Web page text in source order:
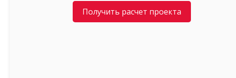
Получить расчет проекта